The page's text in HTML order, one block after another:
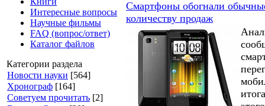
Интересные вопросы
Научные фильмы
FAQ (вопрос/ответ)
Каталог файлов
Категории раздела
Новости науки [564]
Хронограф [164]
Советуем прочитать [2]
Смартфоны обогнали
количеству продаж